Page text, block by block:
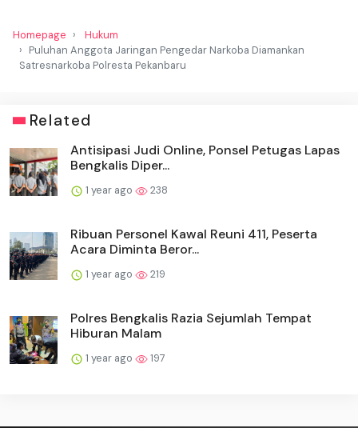
Homepage
Hukum
Puluhan Anggota Jaringan Pengedar Narkoba Diamankan
Satresnarkoba Polresta Pekanbaru
Related
Antisipasi Judi Online, Ponsel Petugas Lapas
Bengkalis Diper...
1 year ago 238
Ribuan Personel Kawal Reuni 411, Peserta
Acara Diminta Beror...
1 year ago 219
Polres Bengkalis Razia Sejumlah Tempat
Hiburan Malam
1 year ago 197